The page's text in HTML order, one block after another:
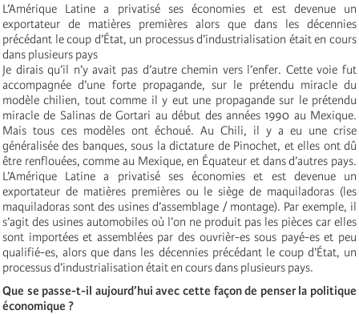
L’Amérique Latine a privatisé ses économies et est devenue un
exportateur de matières premières alors que dans les décennies
précédant le coup d’État, un processus d’industrialisation était en cours
dans plusieurs pays
Je dirais qu’il n’y avait pas d’autre chemin vers l’enfer. Cette voie fut
accompagnée d’une forte propagande, sur le prétendu miracle du
modèle chilien, tout comme il y eut une propagande sur le prétendu
miracle de Salinas de Gortari au début des années 1990 au Mexique.
Mais tous ces modèles ont échoué. Au Chili, il y a eu une crise
généralisée des banques, sous la dictature de Pinochet, et elles ont dû
être renflouées, comme au Mexique, en Équateur et dans d’autres pays.
L’Amérique Latine a privatisé ses économies et est devenue un
exportateur de matières premières ou le siège de maquiladoras (les
maquiladoras sont des usines d’assemblage / montage). Par exemple, il
s’agit des usines automobiles où l’on ne produit pas les pièces car elles
sont importées et assemblées par des ouvrièr-es sous payé-es et peu
qualifié-es, alors que dans les décennies précédant le coup d’État, un
processus d’industrialisation était en cours dans plusieurs pays.
Que se passe-t-il aujourd’hui avec cette façon de penser la politique
économique ?